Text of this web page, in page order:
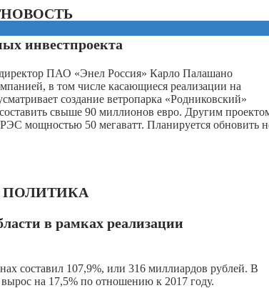
инвестпроекта
ПАО «Энел Россия» Карло Палашано
в том числе касающиеся реализации на
создание ветропарка «Родниковский»
свыше 90 миллионов евро. Другим
мощностью 50 мегаватт. Планируется обновить
в рамках реализации
составил 107,9%, или 316 миллиардов рублей. В
на 17,5% по отношению к 2017 году.